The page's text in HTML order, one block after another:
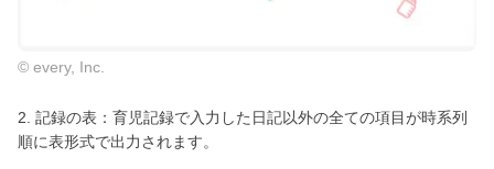
© every, Inc.
2. 記録の表：育児記録で入力した日記以外の全ての項目が時系列
順に表形式で出力されます。